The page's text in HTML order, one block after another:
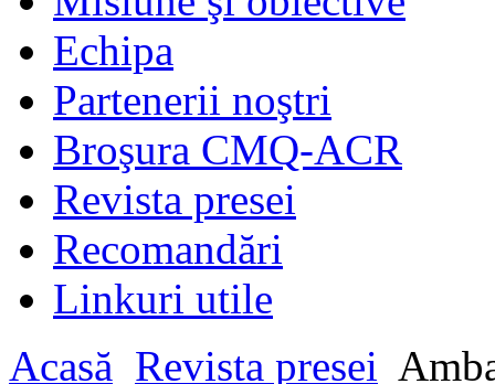
Echipa
Partenerii noştri
Broşura CMQ-ACR
Revista presei
Recomandări
Linkuri utile
Acasă Revista presei